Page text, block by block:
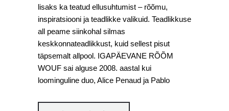
lisaks ka teatud ellusuhtumist – rõõmu,
inspiratsiooni ja teadlikke valikuid. Teadlikkuse
all peame siinkohal silmas
keskkonnateadlikkust, kuid sellest pisut
täpsemalt allpool. IGAPÄEVANE RÕÕM
WOUF sai alguse 2008. aastal kui
loominguline duo, Alice Penaud ja Pablo